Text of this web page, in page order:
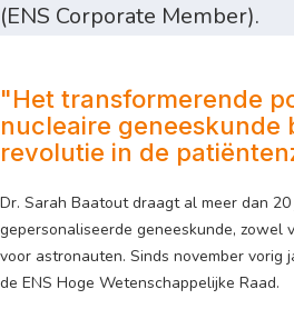
(ENS Corporate Member).
"Het transformerende
nucleaire geneeskunde
revolutie in de
Dr. Sarah Baatout draagt al meer dan
gepersonaliseerde geneeskunde, zowel
voor astronauten. Sinds november vorig
de ENS Hoge Wetenschappelijke Raad.